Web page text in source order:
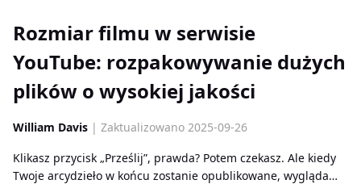
Rozmiar filmu w serwisie
YouTube: rozpakowywanie dużych
plików o wysokiej jakości
William Davis | Zaktualizowano 2025-09-26
Klikasz przycisk „Prześlij”, prawda? Potem czekasz. Ale kiedy
Twoje arcydzieło w końcu zostanie opublikowane, wygląda…